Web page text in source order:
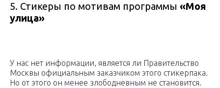
5. Стикеры по мотивам программы «Моя
улица»
У нас нет информации, является ли Правительство
Москвы официальным заказчиком этого стикерпака.
Но от этого он менее злободневным не становится.